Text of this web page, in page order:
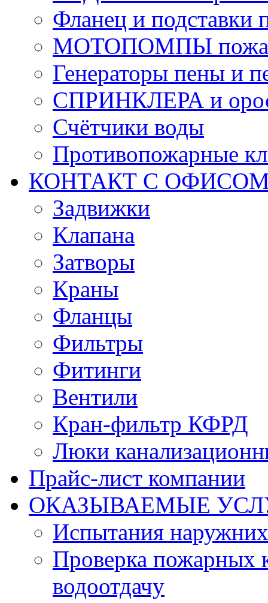
Фланец и подставки
МОТОПОМПЫ
Генераторы пены и
СПРИНКЛЕРА и
Счётчики воды
Противопожарные
КОНТАКТ С ОФИСОМ
Задвижки
Клапана
Затворы
Краны
Фланцы
Фильтры
Фитинги
Вентили
Кран-фильтр КФРД
Люки
Прайс-лист компании
ОКАЗЫВАЕМЫЕ
Испытания
Проверка пожарных
водоотдачу